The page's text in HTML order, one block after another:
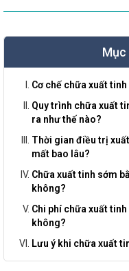
Mục
Cơ chế chữa xuất
Quy trình chữa xuất
ra như thế nào?
Thời gian điều trị
mất bao lâu?
Chữa xuất tinh sớm
không?
Chi phí chữa xuất
không?
Lưu ý khi chữa xuất